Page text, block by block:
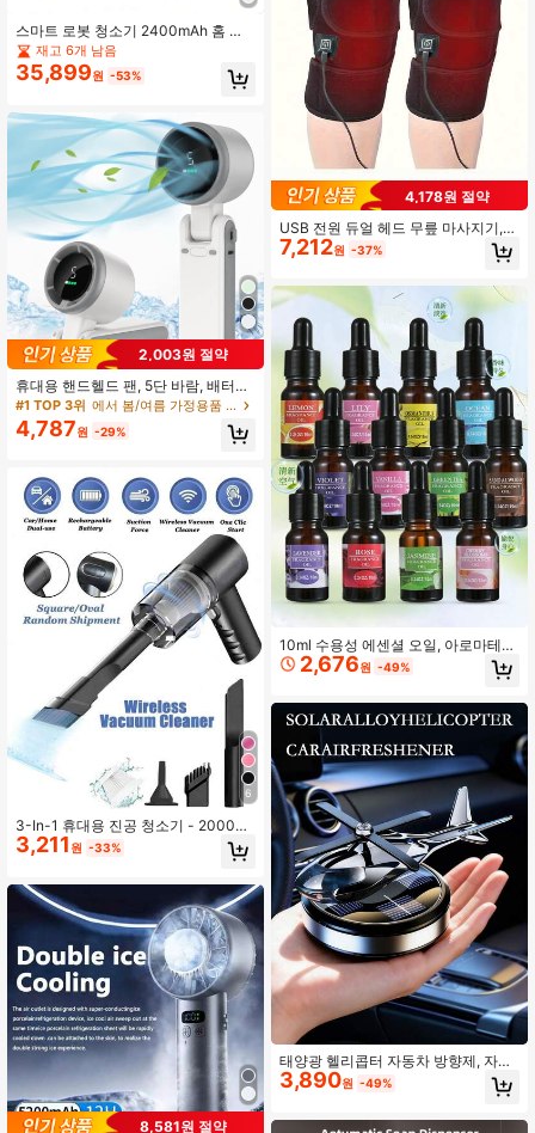
스마트 로봇 청소기 2400mAh 홈 청
소기 진공 흡입 물걸레 올인원
재고 6개 남음
35,899원 -53%
2,003원 절약
휴대용 핸드헬드 팬, 5단 바람, 배터리
작동, 3 합 1 …야외 활동, 여행, 해변을
위한 에어 터보 팬이 있는 핸드 팬
#1 TOP 3위 에서 봄/여름 가정용품 신상품 난방 및 냉방 용품
4,787원 -29%
6
3-In-1 휴대용 진공 청소기 - 2000m
Ah, 고속 충전, 강력한 습식 및 건식 흡
입, 자동차, 가정 및 애완 동물 청소에
저소음 공기 청정기, 다중 노즐 액세서
리 포함, 자동차 디테일링, 키보드 청
소, 데스크탑 정리, 실내 트림 관리 및
가정 청소 애호가에게 필수적입니다.
3,211 원 -33%
8,581원 절약
4,178원 절약
USB 전원 듀얼 헤드 무릎 마사지기,
배터리 필요 없음 - 3단 기어 가열 다
리 및 무릎 마사지기, 부모님과 친구들
날, 어머니의 날에 적합한 편안하고 따
뜻한 휴일 선물 크리스마스 선물, 손난
로, 남성용 선물, 스타킹 스터퍼, 충전
식 손난로, 봄 여름 추천, 신부 들러리
선물, 방, 침실 장식, 해변, 여행, 남성
용, 여성용, 휴가, 귀여운 물건, 어머니
의 날 선물, 침실 장식, 정원, 주방 장
식, 여름, 해변, 여행 필수품, 방 장식,
스퀴시, 졸업, 발렌타인 데이, 브라질
발렌타인 데이, 브라질 발렌타인 데이,
6월 12일 발렌타인 데이, 성 요한의 날,
6월 축제, 사랑 선물, 커플 선물, 로맨
틱 선물, 기념일 선물, 남자친구 선물,
여자친구, 선물, 보석, 브라질 6월 축
제, 6월 축하 행사, 성 요한 축제, 성 베
드로 축제, 성 안토니오의 날, 브라질 6
월 축하 행사
7,212원 -37%
10ml 수용성 에센셜 오일, 아로마테라
피 디퓨저에 적합, 아로마테라피 스톤,
아로마테라피 버너, 아로마테라피 디
스톤 가습기 차량용 아로마테라피 에
센셜 오일 리필에 적합, 자스민, 장미,
샌달우드 향 에센셜 오일, 발렌타인데
이 선물
2,676원 -49%
태양광 헬리콥터 자동차 방향제, 자동
차 장식과 향기 확산 기능을 결합한 2-
in-1 필수 자동차 액세서리. 충전 없이
정한 속도로 향기를 분산시켜 자동차
3,890원 -49%